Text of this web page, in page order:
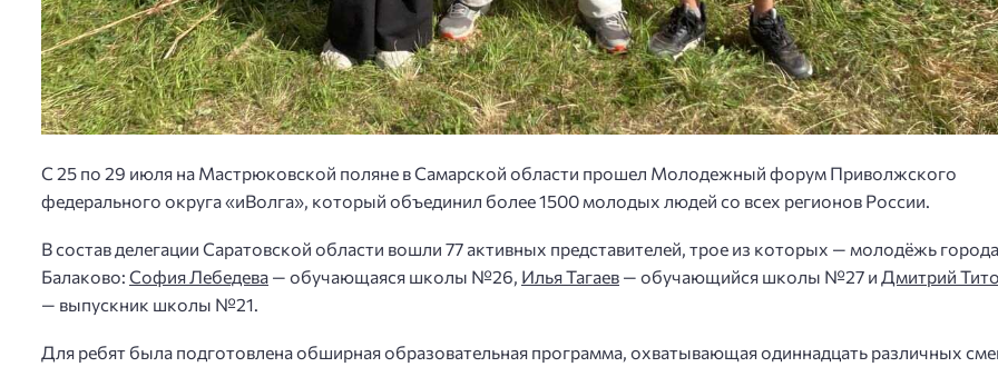
С 25 по 29 июля на Мастрюковской поляне в Самарской области прошел Молодежный форум Приволжского
федерального округа «иВолга», который объединил более 1500 молодых людей со всех регионов России.
В состав делегации Саратовской области вошли 77 активных представителей, трое из которых — молодёжь города
Балаково: София Лебедева — обучающаяся школы №26, Илья Тагаев — обучающийся школы №27 и Дмитрий
— выпускник школы №21.
Для ребят была подготовлена обширная образовательная программа, охватывающая одиннадцать различных